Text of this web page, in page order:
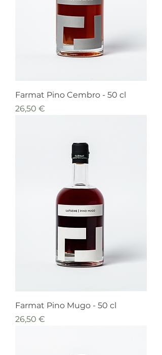
Farmat Pino Cembro - 50 cl
Prezzo
26,50 €
Farmat Pino Mugo - 50 cl
Prezzo
26,50 €